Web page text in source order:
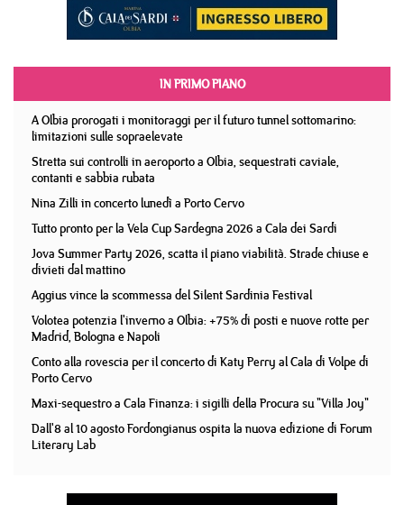
IN PRIMO PIANO
A Olbia prorogati i monitoraggi per il futuro tunnel sottomarino:
limitazioni sulle sopraelevate
Stretta sui controlli in aeroporto a Olbia, sequestrati caviale,
contanti e sabbia rubata
Nina Zilli in concerto lunedì a Porto Cervo
Tutto pronto per la Vela Cup Sardegna 2026 a Cala dei Sardi
Jova Summer Party 2026, scatta il piano viabilità. Strade chiuse e
divieti dal mattino
Aggius vince la scommessa del Silent Sardinia Festival
Volotea potenzia l'inverno a Olbia: +75% di posti e nuove rotte per
Madrid, Bologna e Napoli
Conto alla rovescia per il concerto di Katy Perry al Cala di Volpe di
Porto Cervo
Maxi-sequestro a Cala Finanza: i sigilli della Procura su "Villa Joy"
Dall'8 al 10 agosto Fordongianus ospita la nuova edizione di Forum
Literary Lab